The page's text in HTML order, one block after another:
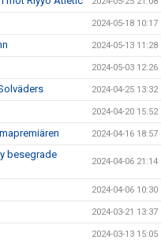
2024-05-18 10:17
2024-05-13 11:28
2024-05-03 12:26
2024-04-25 13:32
2024-04-20 15:52
2024-04-16 18:57
besegrade
2024-04-06 21:14
2024-04-06 10:30
2024-03-21 13:37
2024-03-13 15:05